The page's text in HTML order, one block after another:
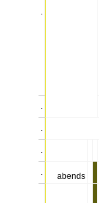
.
.
.
.
.
abends